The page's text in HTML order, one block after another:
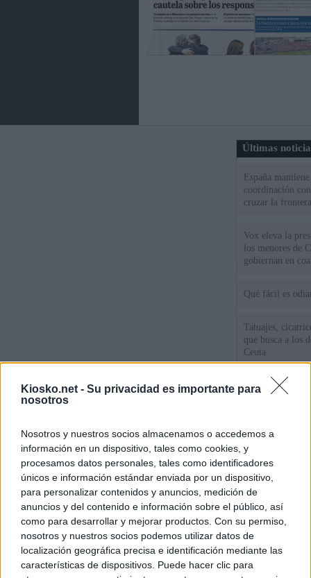
Kiosko.net - Su privacidad es importante para
nosotros
Nosotros y nuestros socios almacenamos o accedemos a
información en un dispositivo, tales como cookies, y
procesamos datos personales, tales como identificadores
únicos e información estándar enviada por un dispositivo,
para personalizar contenidos y anuncios, medición de
anuncios y del contenido e información sobre el público, así
como para desarrollar y mejorar productos. Con su permiso,
nosotros y nuestros socios podemos utilizar datos de
localización geográfica precisa e identificación mediante las
características de dispositivos. Puede hacer clic para
Últimas
España
coordinación
cruzar la
Vox eleva la
los menores de
gobiernan en
Qué fácil es
Tatuajes,
que busca a los
Ceuta
Herencia del
© Kiosko.net Aviso Legal Privacidad y Cookies